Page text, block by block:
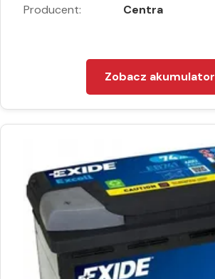
Producent: Centra
Zobacz akumulator